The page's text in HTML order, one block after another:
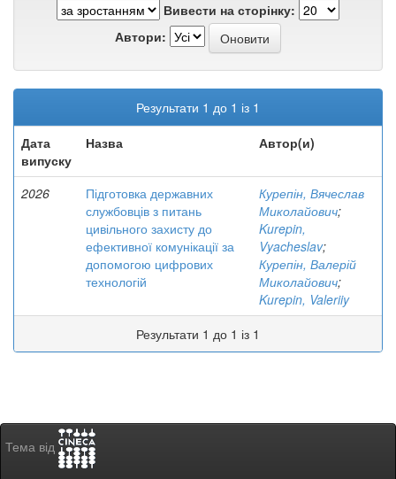
Вивести на сторінку:
Автори:
Результати 1 до 1 із 1
Дата
випуску
Назва Автор(и)
2026
Підготовка державних
службовців з питань
цивільного захисту до
ефективної комунікації за
допомогою цифрових
технологій
Курепін, Вячеслав
Миколайович;
Kurepin,
Vyacheslav;
Курепін, Валерій
Миколайович;
Kurepin, Valeriiy
Результати 1 до 1 із 1
Тема від